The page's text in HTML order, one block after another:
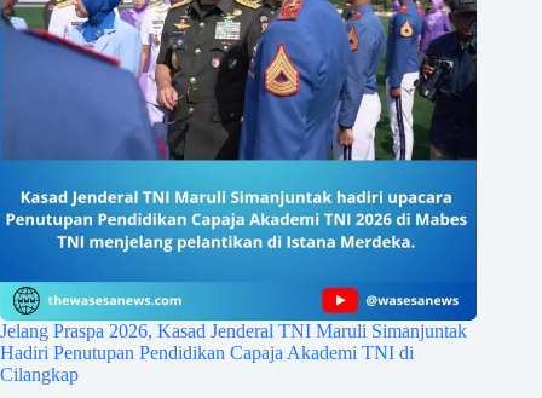
Jelang Praspa 2026, Kasad Jenderal TNI Maruli Simanjuntak
Hadiri Penutupan Pendidikan Capaja Akademi TNI di
Cilangkap